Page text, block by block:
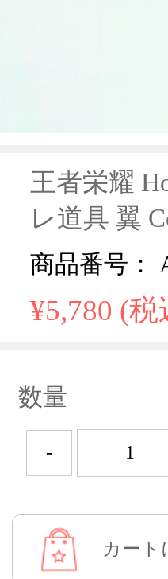
王者栄耀
レ道具 翼
商品番号：
¥5,780 (税
数量
-